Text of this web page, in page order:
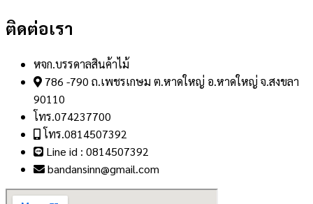
ติดต่อเรา
หจก.บรรดาลสินค้าไม้
786 -790 ถ.เพชรเกษม ต.หาดใหญ่ อ.หาดใหญ่ จ.สงขลา
90110
โทร.074237700
โทร.0814507392
Line id : 0814507392
bandansinn@gmail.com